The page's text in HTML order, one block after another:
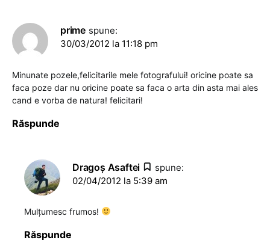
prime spune:
30/03/2012 la 11:18 pm
Minunate pozele,felicitarile mele fotografului! oricine poate sa
faca poze dar nu oricine poate sa faca o arta din asta mai ales
cand e vorba de natura! felicitari!
Răspunde
Dragoş Asaftei
spune:
02/04/2012 la 5:39 am
Mulțumesc frumos!
Răspunde